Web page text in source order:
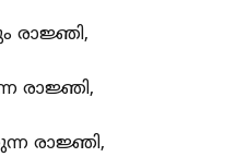
രാജ്ഞി,
രാജ്ഞി,
രാജ്ഞി,